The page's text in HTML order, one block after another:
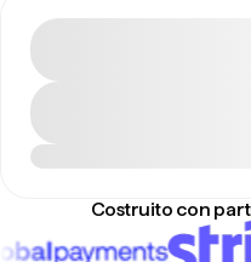
Costruito con